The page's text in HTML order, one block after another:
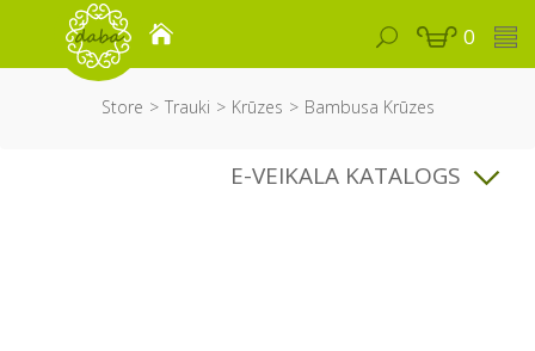
0
Store Trauki Krūzes Bambusa Krūzes
E-VEIKALA KATALOGS